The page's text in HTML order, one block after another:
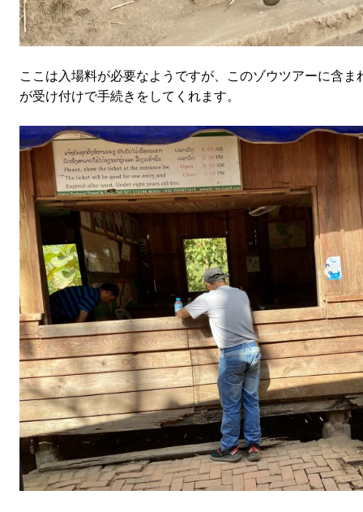
ここは入場料が必要なようですが、このゾウツアーに含ま
が受け付けで手続きをしてくれます。